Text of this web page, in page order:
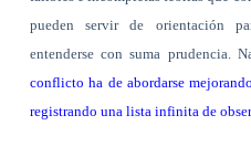
pueden servir de orientación
entenderse con suma prudencia.
conflicto ha de abordarse
registrando una lista infinita de